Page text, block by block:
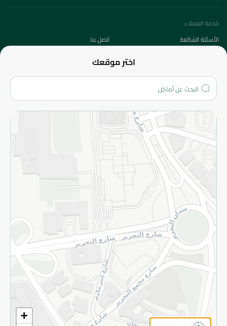
اختر موقعك
+
خدمة العملاء
الأسئلة الشائعة
اتصل بنا
من نحن؟
الفروع
المزيد
الاسترجاع
سياسة الاستخدام
سياسة الخصوصية
قم بالتسجيل للنشرة
©2026 - Spinneys | جميع الحقوق محفوظة